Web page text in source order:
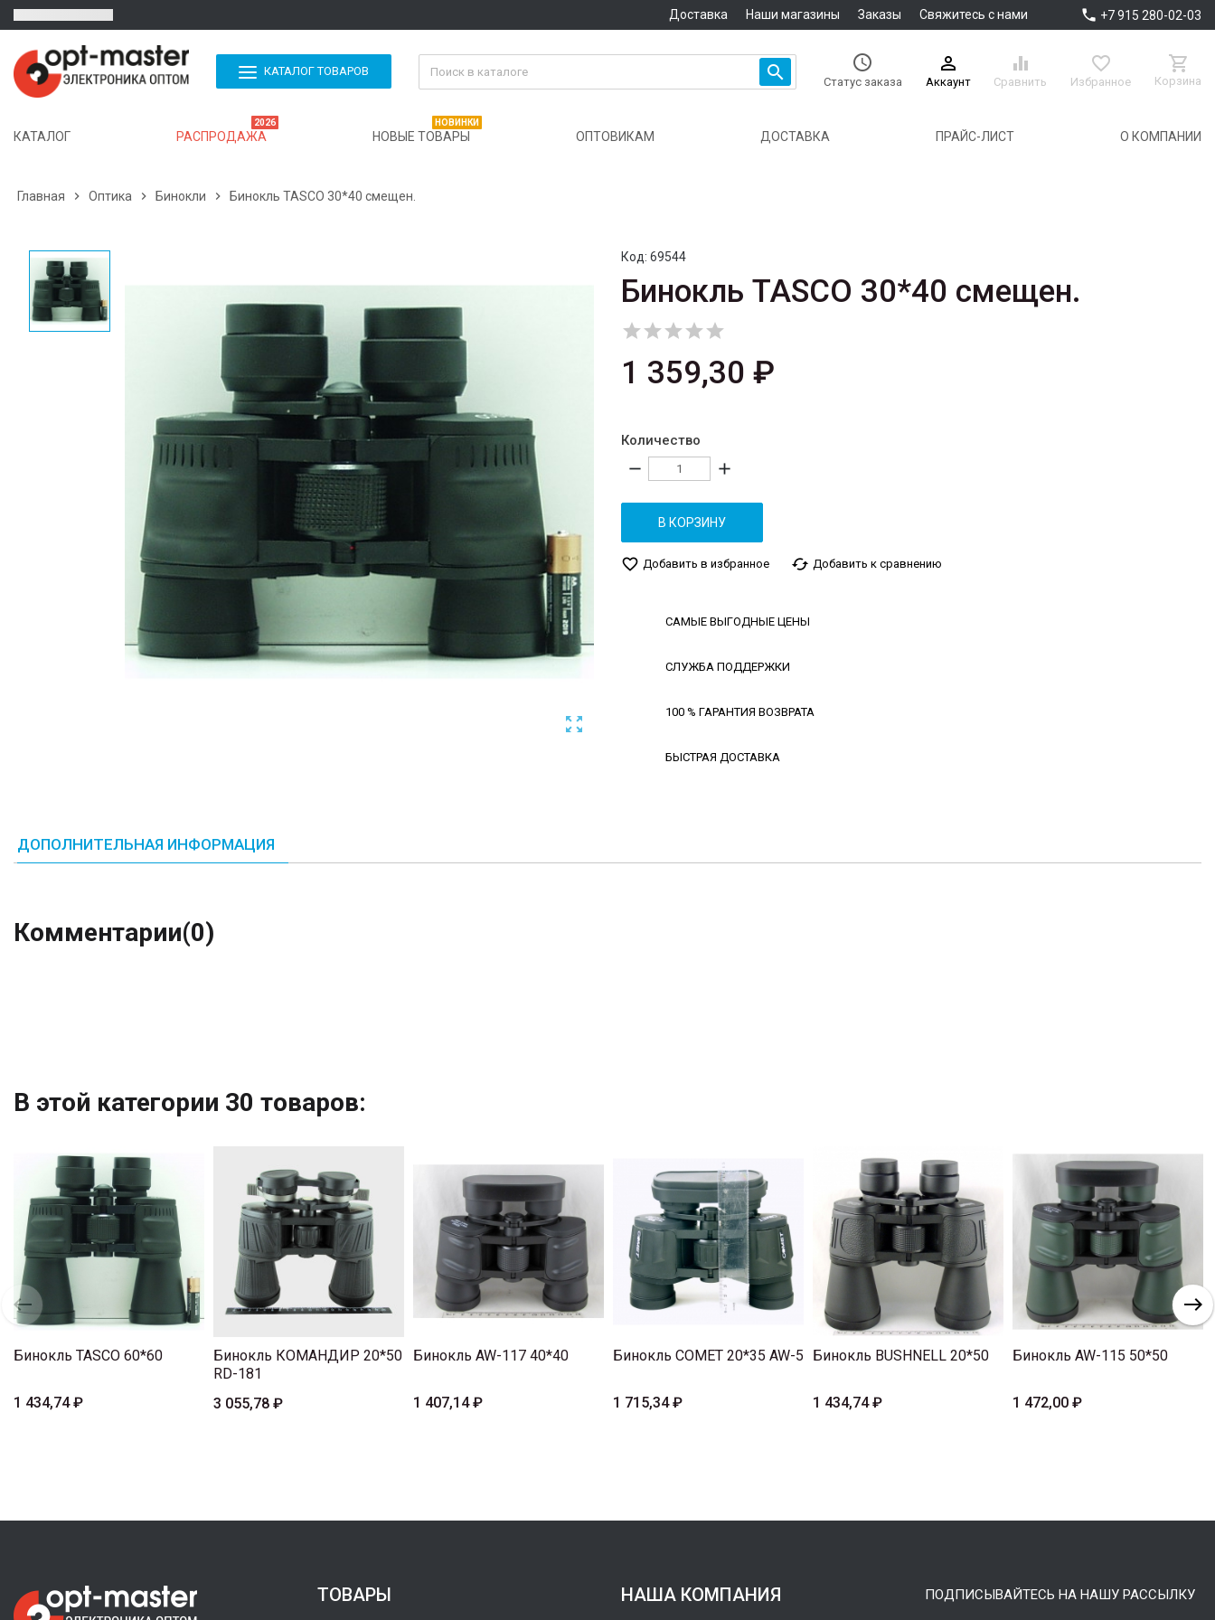
Доставка Наши магазины Заказы Свяжитесь с нами  +7 915 280-02-03
КАТАЛОГ ТОВАРОВ  
Статус заказа

Аккаунт

Сравнить

Избранное

Корзина
КАТАЛОГ РАСПРОДАЖА
2026
НОВЫЕ ТОВАРЫ
НОВИНКИ
ОПТОВИКАМ ДОСТАВКА ПРАЙС-ЛИСТ О КОМПАНИИ
Главная  Оптика  Бинокли  Бинокль TASCO 30*40 смещен.

Код: 69544
Бинокль TASCO 30*40 смещен.

1 359,30 ₽
Количество
remove add
В КОРЗИНУ
favorite_border Добавить в избранное cached Добавить к сравнению
САМЫЕ ВЫГОДНЫЕ ЦЕНЫ
СЛУЖБА ПОДДЕРЖКИ
100 % ГАРАНТИЯ ВОЗВРАТА
БЫСТРАЯ ДОСТАВКА
ДОПОЛНИТЕЛЬНАЯ ИНФОРМАЦИЯ
Комментарии(0)
В этой категории 30 товаров:
Бинокль TASCO 60*60
1 434,74 ₽
Бинокль КОМАНДИР 20*50
RD-181
3 055,78 ₽
Бинокль AW-117 40*40
1 407,14 ₽
Бинокль COMET 20*35 AW-5
1 715,34 ₽
Бинокль BUSHNELL 20*50
1 434,74 ₽
Бинокль AW-115 50*50
1 472,00 ₽
ТОВАРЫ НАША КОМПАНИЯ ПОДПИСЫВАЙТЕСЬ НА НАШУ РАССЫЛКУ